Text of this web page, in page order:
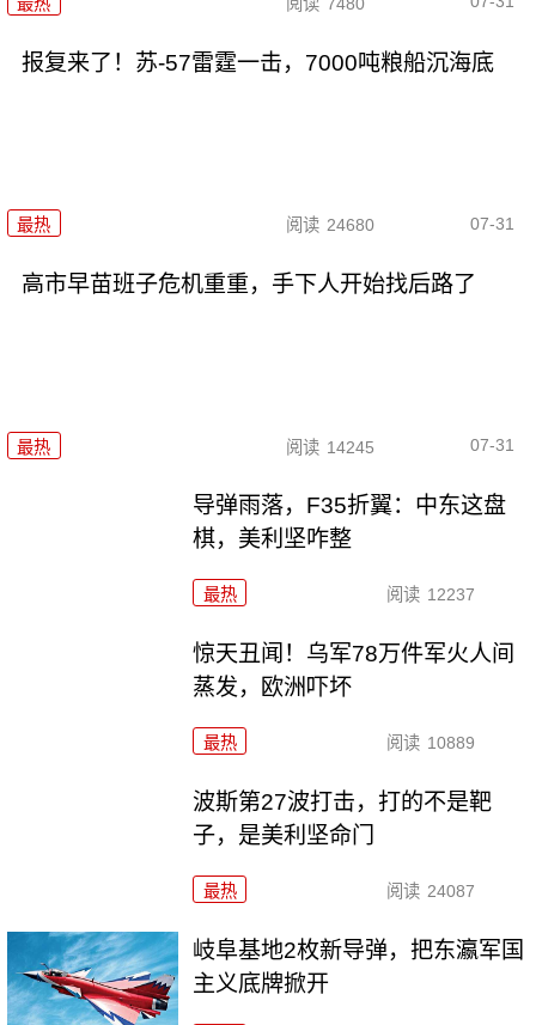
报复来了！苏-57雷霆一击，7000吨粮船沉海底
最热 阅读 24680 07-31
高市早苗班子危机重重，手下人开始找后路了
最热 阅读 14245 07-31
导弹雨落，F35折翼：中东这盘
棋，美利坚咋整
最热 阅读 12237
惊天丑闻！乌军78万件军火人间
蒸发，欧洲吓坏
最热 阅读 10889
波斯第27波打击，打的不是靶
子，是美利坚命门
最热 阅读 24087
岐阜基地2枚新导弹，把东瀛军国
主义底牌掀开